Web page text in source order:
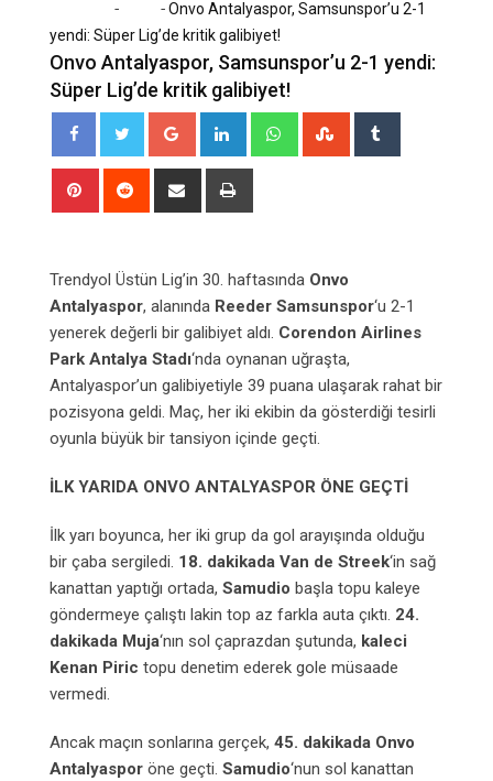
- -Onvo Antalyaspor, Samsunspor’u 2-1
yendi: Süper Lig’de kritik galibiyet!
Onvo Antalyaspor, Samsunspor’u 2-1 yendi:
Süper Lig’de kritik galibiyet!
Google+ LinkedIn WhatsappStumbleUpon
Pinterest Reddit
Share
Trendyol Üstün Lig’in 30. haftasında Onvo
Antalyaspor, alanında Reeder Samsunspor‘u 2-1
yenerek değerli bir galibiyet aldı. Corendon Airlines
Park Antalya Stadı‘nda oynanan uğraşta,
Antalyaspor’un galibiyetiyle 39 puana ulaşarak rahat bir
pozisyona geldi. Maç, her iki ekibin da gösterdiği tesirli
oyunla büyük bir tansiyon içinde geçti.
İLK YARIDA ONVO ANTALYASPOR ÖNE GEÇTİ
İlk yarı boyunca, her iki grup da gol arayışında olduğu
bir çaba sergiledi. 18. dakikada Van de Streek‘in sağ
kanattan yaptığı ortada, Samudio başla topu kaleye
göndermeye çalıştı lakin top az farkla auta çıktı. 24.
dakikada Muja‘nın sol çaprazdan şutunda, kaleci
Kenan Piric topu denetim ederek gole müsaade
vermedi.
Ancak maçın sonlarına gerçek, 45. dakikada Onvo
Antalyaspor öne geçti. Samudio‘nun sol kanattan